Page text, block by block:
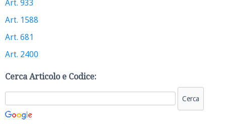
Art. 933
Art. 1588
Art. 681
Art. 2400
Cerca Articolo e Codice: